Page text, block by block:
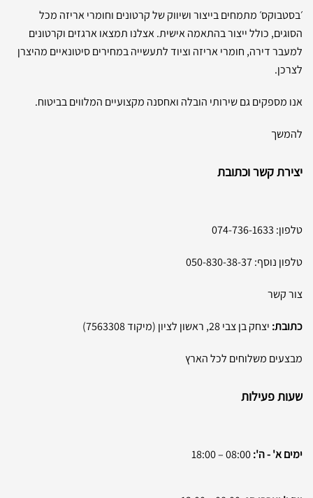
׳בסטבוקס׳ מתמחים בייצור ושיווק של קרטונים וחומרי אריזה מכל
הסוגים, כולל ייצור בהתאמה אישית. אצלנו תמצאו ארגזים וקרטונים
למעבר דירה, חומרי אריזה וציוד לתעשייה במחירים סיטונאיים מהיצרן
לצרכן.
אנו מספקים גם שירותי הובלה ואחסנה מקצועיים המלווים בביטוח.
להמשך
יצירת קשר וכתובת
טלפון: 074-736-1633
טלפון נוסף:050-830-38-37
צור קשר
כתובת: יצחק בן צבי 28, ראשון לציון (מיקוד 7563308)
מבצעים משלוחים לכל הארץ
שעות פעילות
ימים א' - ה':